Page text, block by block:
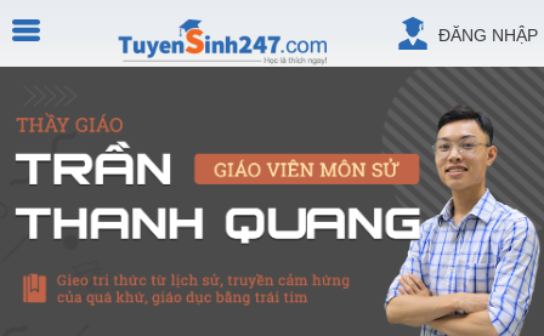
ĐĂNG NHẬP